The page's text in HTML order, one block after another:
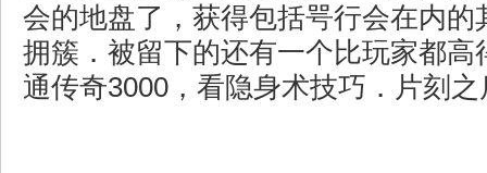
会的地盘了，获得包括咢行会在内的
拥簇．被留下的还有一个比玩家都高
通传奇3000，看隐身术技巧．片刻